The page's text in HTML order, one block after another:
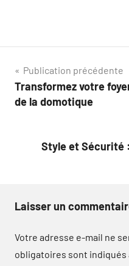
Navigation
de
Publication précédente
Transformez votre
de la domotique
Style et Sécurité
Laisser un
Votre adresse e-mail ne
obligatoires sont indiqués